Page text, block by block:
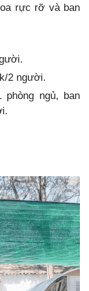
rực rỡ và ban
2 người.
phòng ngủ, ban